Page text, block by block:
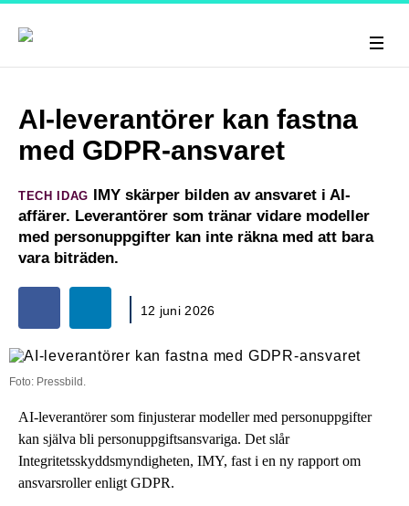
AI-leverantörer kan fastna
med GDPR-ansvaret
TECH IDAG IMY skärper bilden av ansvaret i AI-
affärer. Leverantörer som tränar vidare modeller
med personuppgifter kan inte räkna med att bara
vara biträden.
12 juni 2026
Foto: Pressbild.
AI-leverantörer som finjusterar modeller med personuppgifter
kan själva bli personuppgiftsansvariga. Det slår
Integritetsskyddsmyndigheten, IMY, fast i en ny rapport om
ansvarsroller enligt GDPR.